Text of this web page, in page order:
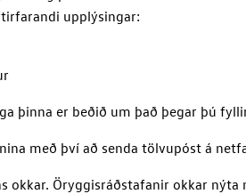
upplýsingar:
þinna er beðið um það þegar þú
með því að senda tölvupóst á
Öryggisráðstafanir okkar